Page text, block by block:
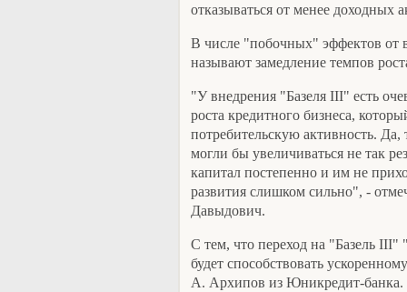
отказываться от менее доходных
В числе "побочных" эффектов от
называют замедление темпов
"У внедрения "Базеля III" есть
роста кредитного бизнеса,
потребительскую активность. Да,
могли бы увеличиваться не так
капитал постепенно и им не
развития слишком сильно", -
Давыдович.
С тем, что переход на "Базель III"
будет способствовать
А. Архипов из Юникредит-банка.